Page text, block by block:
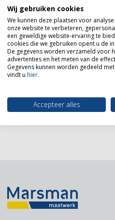
Gert Jan
“Prima. Aankoop in
probleem lijkt in goed
worden opgelost.
Wij gebruiken cookies
We kunnen deze plaatsen voor
onze website te verbeteren,
een geweldige website-ervaring te
cookies die we gebruiken opent u de
De gegevens worden verzameld voor
advertenties en het meten van de
Gegevens kunnen worden gedeeld
vindt u hier.
Accepteer alles